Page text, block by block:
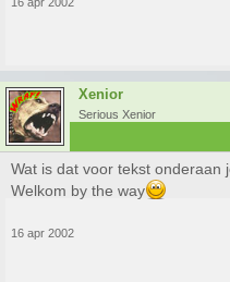
Xenior
Serious Xenior
Wat is dat voor tekst onderaan
Welkom by the way
16 apr 2002